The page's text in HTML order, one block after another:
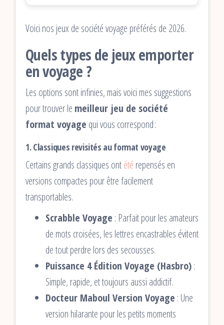
Voici nos jeux de société voyage préférés de 2026.
Quels types de jeux emporter
en voyage ?
Les options sont infinies, mais voici mes suggestions
pour trouver le meilleur jeu de société
format voyage qui vous correspond :
1.Classiques revisités au format voyage
Certains grands classiques ontété repensés en
versions compactes pour être facilement
transportables.
Scrabble Voyage : Parfait pour les amateurs
de mots croisées, les lettres encastrables évitent
de tout perdre lors des secousses.
Puissance 4 Édition Voyage (Hasbro):
Simple, rapide, et toujours aussi addictif.
Docteur Maboul Version Voyage : Une
version hilarante pour les petits moments